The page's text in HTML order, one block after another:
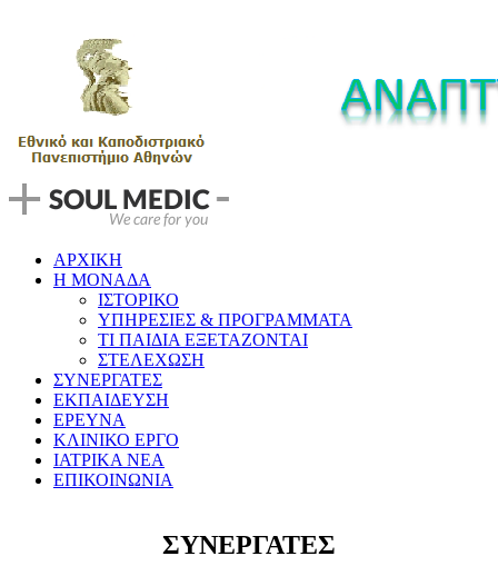
ΑΡΧΙΚΗ
Η ΜΟΝΑΔΑ
ΙΣΤΟΡΙΚΟ
ΥΠΗΡΕΣΙΕΣ & ΠΡΟΓΡΑΜΜΑΤΑ
ΤΙ ΠΑΙΔΙΑ ΕΞΕΤΑΖΟΝΤΑΙ
ΣΤΕΛΕΧΩΣΗ
ΣΥΝΕΡΓΑΤΕΣ
ΕΚΠΑΙΔΕΥΣΗ
ΕΡΕΥΝΑ
ΚΛΙΝΙΚΟ ΕΡΓΟ
ΙΑΤΡΙΚΑ ΝΕΑ
ΕΠΙΚΟΙΝΩΝΙΑ
ΣΥΝΕΡΓΑΤΕΣ